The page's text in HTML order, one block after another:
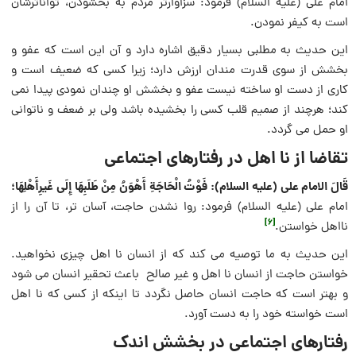
است به كیفر نمودن.
این حدیث به مطلبی بسیار دقیق اشاره دارد و آن این است که عفو و
بخشش از سوی قدرت مندان ارزش دارد؛ زیرا کسی که ضعیف است و
کاری از دست او ساخته نیست عفو و بخشش او چندان نمودی پیدا نمی
کند؛ هرچند از صمیم قلب کسی را بخشیده باشد ولی بر ضعف و ناتوانی
او حمل می گردد.
تقاضا از نا اهل در رفتارهای اجتماعی
قَالَ الامام علی (علیه السلام): فَوْتُ الْحَاجَةِ أَهْوَنُ مِنْ طَلَبِهَا إِلَى غَیرِأَهْلِهَا؛
امام علی (علیه السلام) فرمود: روا نشدن حاجت، آسان تر، تا آن را از
نااهل خواستن.[6]
این حدیث به ما توصیه می کند که از انسان نا اهل چیزی نخواهید.
خواستن حاجت از انسان نا اهل و غیر صالح باعث تحقیر انسان می شود
و بهتر است که حاجت انسان حاصل نگردد تا اینکه از کسی که نا اهل
است خواسته خود را به دست آورد.
رفتارهای اجتماعی در بخشش اندک